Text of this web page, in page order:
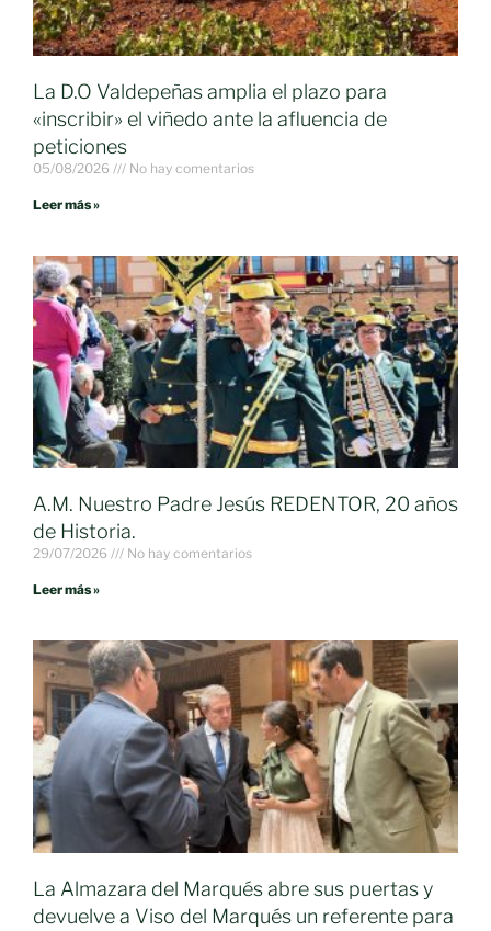
La D.O Valdepeñas amplia el plazo para
«inscribir» el viñedo ante la afluencia de
peticiones
05/08/2026 No hay comentarios
Leer más »
A.M. Nuestro Padre Jesús REDENTOR, 20 años
de Historia.
29/07/2026 No hay comentarios
Leer más »
La Almazara del Marqués abre sus puertas y
devuelve a Viso del Marqués un referente para